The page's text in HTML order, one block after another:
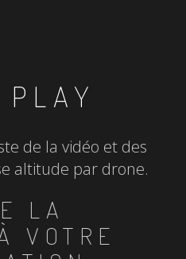
de la vidéo et des
altitude par drone.
LA
VOTRE